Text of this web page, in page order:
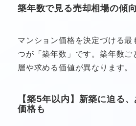
築年数で見る売却相場の傾向
マンション価格を決定づける最
つが「築年数」です。築年数ご
層や求める価値が異なります。
【築5年以内】新築に迫る
価格も